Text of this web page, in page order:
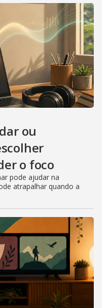
ou
o foco
pode ajudar na
atrapalhar quando a